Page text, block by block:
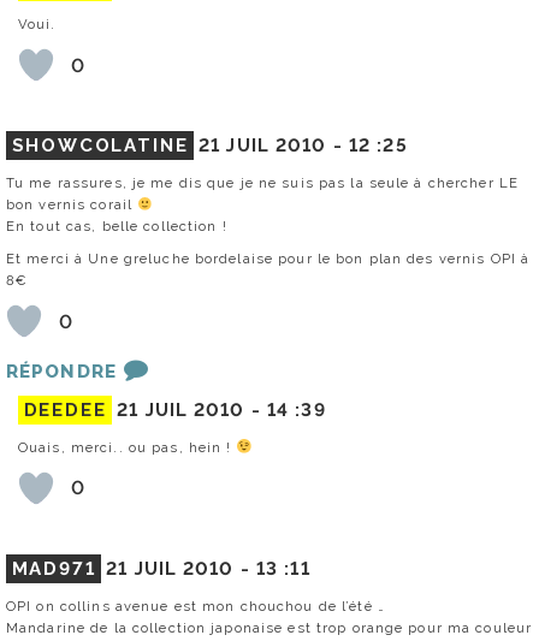
Voui.
0
SHOWCOLATINE 21 JUIL 2010 - 12 :25
Tu me rassures, je me dis que je ne suis pas la seule à chercher LE
bon vernis corail
En tout cas, belle collection !
Et merci à Une greluche bordelaise pour le bon plan des vernis OPI à
8€
0
RÉPONDRE
DEEDEE 21 JUIL 2010 - 14 :39
Ouais, merci.. ou pas, hein !
0
MAD971 21 JUIL 2010 - 13 :11
OPI on collins avenue est mon chouchou de l’été …
Mandarine de la collection japonaise est trop orange pour ma couleur